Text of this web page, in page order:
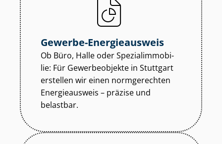
Gewerbe-Energieausweis
Ob Büro, Halle oder Spe­zi­al­im­mo­bi­
lie: Für Gewerbeobjekte in Stuttgart
erstellen wir einen normgerechten
Energieausweis – präzise und
belastbar.